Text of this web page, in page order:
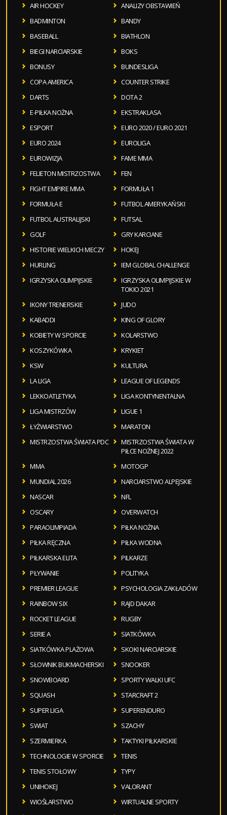
AIR HOCKEY
ANALIZY OBSTAWIEŃ
BADMINTON
BANDY
BASEBALL
BIATHLON
BIEGI NARCIARSKIE
BOKS
BONUSY
BUNDESLIGA
COPA AMERICA
COUNTER STRIKE
DARTS
DOTA 2
E-PIŁKA NOŻNA
EKSTRAKLASA
ESPORT
EURO 2020 / EURO 2021
EURO 2024
EUROLIGA
EUROWIZJA
FAME MMA
FELIETON MISTRZOSTWA
FEN
FIGHT EMPIRE MMA
FORMUŁA 1
FORMUŁA E
FUTBOL AMERYKAŃSKI
FUTBOL AUSTRALIJSKI
FUTSAL
GOLF
GRY KARCIANE
HISTORIE WIELKICH MECZY
HOKEJ
HURLING
IEM GLOBAL CHALLENGE
IGRZYSKA OLIMPIJSKIE
IGRZYSKA OLIMPIJSKIE W
TOKIO 2021
IKONY TRENERSKIE
JUDO
KABADDI
KING OF GLORY
KOBIETY W SPORCIE
KOLARSTWO
KOSZYKÓWKA
KRYKIET
KSW
KULTURA
LA LIGA
LEAGUE OF LEGENDS
LEKKOATLETYKA
LIGA KONTYNENTALNA
LIGA MISTRZÓW
LIGUE 1
ŁYŻWIARSTWO
MARATON
MISTRZOSTWA ŚWIATA PDC
MISTRZOSTWA ŚWIATA W
PIŁCE NOŻNEJ 2022
MMA
MOTOGP
MUNDIAL 2026
NARCIARSTWO ALPEJSKIE
NASCAR
NFL
OSCARY
OVERWATCH
PARAOLIMPIADA
PIŁKA NOŻNA
PIŁKA RĘCZNA
PIŁKA WODNA
PIŁKARSKA ELITA
PILKARZE
PŁYWANIE
POLITYKA
PREMIER LEAGUE
PSYCHOLOGIA ZAKŁADÓW
RAINBOW SIX
RAJD DAKAR
ROCKET LEAGUE
RUGBY
SERIE A
SIATKÓWKA
SIATKÓWKA PLAŻOWA
SKOKI NARCIARSKIE
SŁOWNIK BUKMACHERSKI
SNOOKER
SNOWBOARD
SPORTY WALKI UFC
SQUASH
STARCRAFT 2
SUPER LIGA
SUPERENDURO
SWIAT
SZACHY
SZERMIERKA
TAKTYKI PIŁKARSKIE
TECHNOLOGIE W SPORCIE
TENIS
TENIS STOŁOWY
TYPY
UNIHOKEJ
VALORANT
WIOŚLARSTWO
WIRTUALNE SPORTY